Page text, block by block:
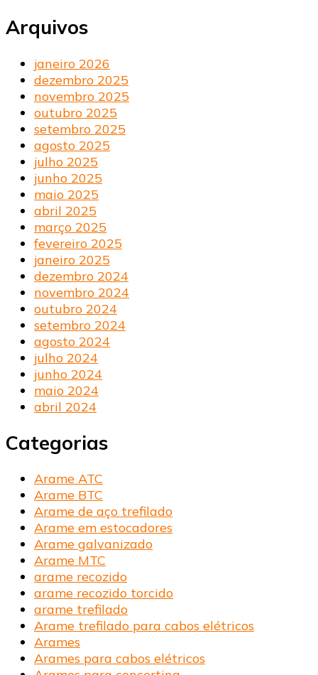
Arquivos
janeiro 2026
dezembro 2025
novembro 2025
outubro 2025
setembro 2025
agosto 2025
julho 2025
junho 2025
maio 2025
abril 2025
março 2025
fevereiro 2025
janeiro 2025
dezembro 2024
novembro 2024
outubro 2024
setembro 2024
agosto 2024
julho 2024
junho 2024
maio 2024
abril 2024
Categorias
Arame ATC
Arame BTC
Arame de aço trefilado
Arame em estocadores
Arame galvanizado
Arame MTC
arame recozido
arame recozido torcido
arame trefilado
Arame trefilado para cabos elétricos
Arames
Arames para cabos elétricos